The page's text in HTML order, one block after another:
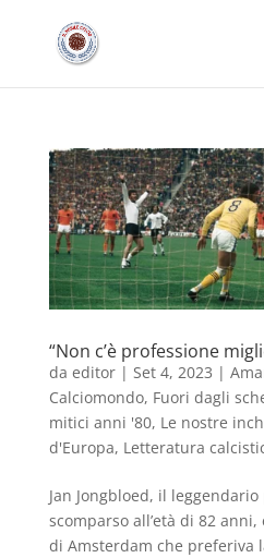
“Non c’è professione
da editor| Set 4, 2023 |
Calciomondo, Fuori dagli
mitici anni '80, Le nostre
d'Europa, Letteratura
Jan Jongbloed, il
scomparso all’età di 82
di Amsterdam che preferiva